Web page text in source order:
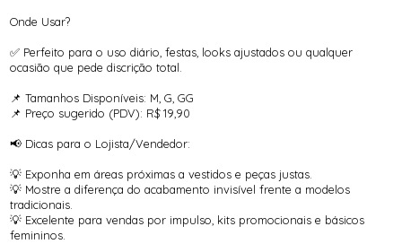
Onde Usar?
✅ Perfeito para o uso diário, festas, looks ajustados ou qualquer
ocasião que pede discrição total.
📌 Tamanhos Disponíveis: M, G, GG
📌 Preço sugerido (PDV): R$ 19,90
📢 Dicas para o Lojista/Vendedor:
💡 Exponha em áreas próximas a vestidos e peças justas.
💡 Mostre a diferença do acabamento invisível frente a modelos
tradicionais.
💡 Excelente para vendas por impulso, kits promocionais e básicos
femininos.